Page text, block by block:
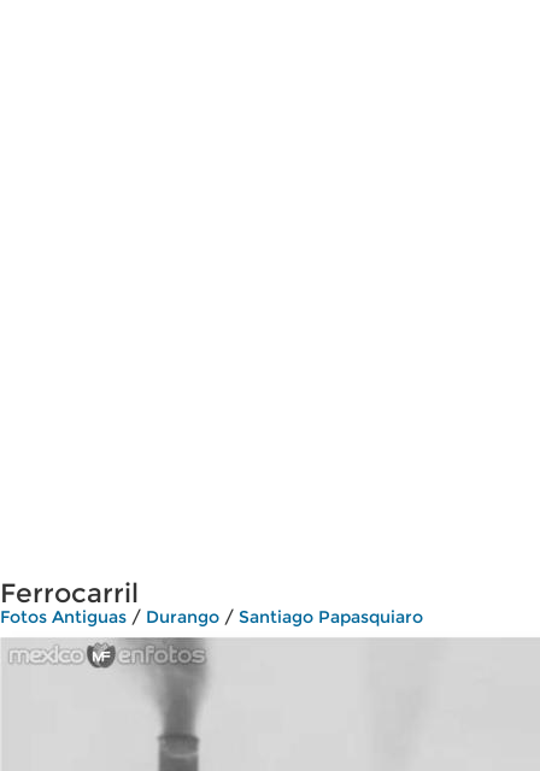
Ferrocarril
Fotos Antiguas / Durango / Santiago Papasquiaro